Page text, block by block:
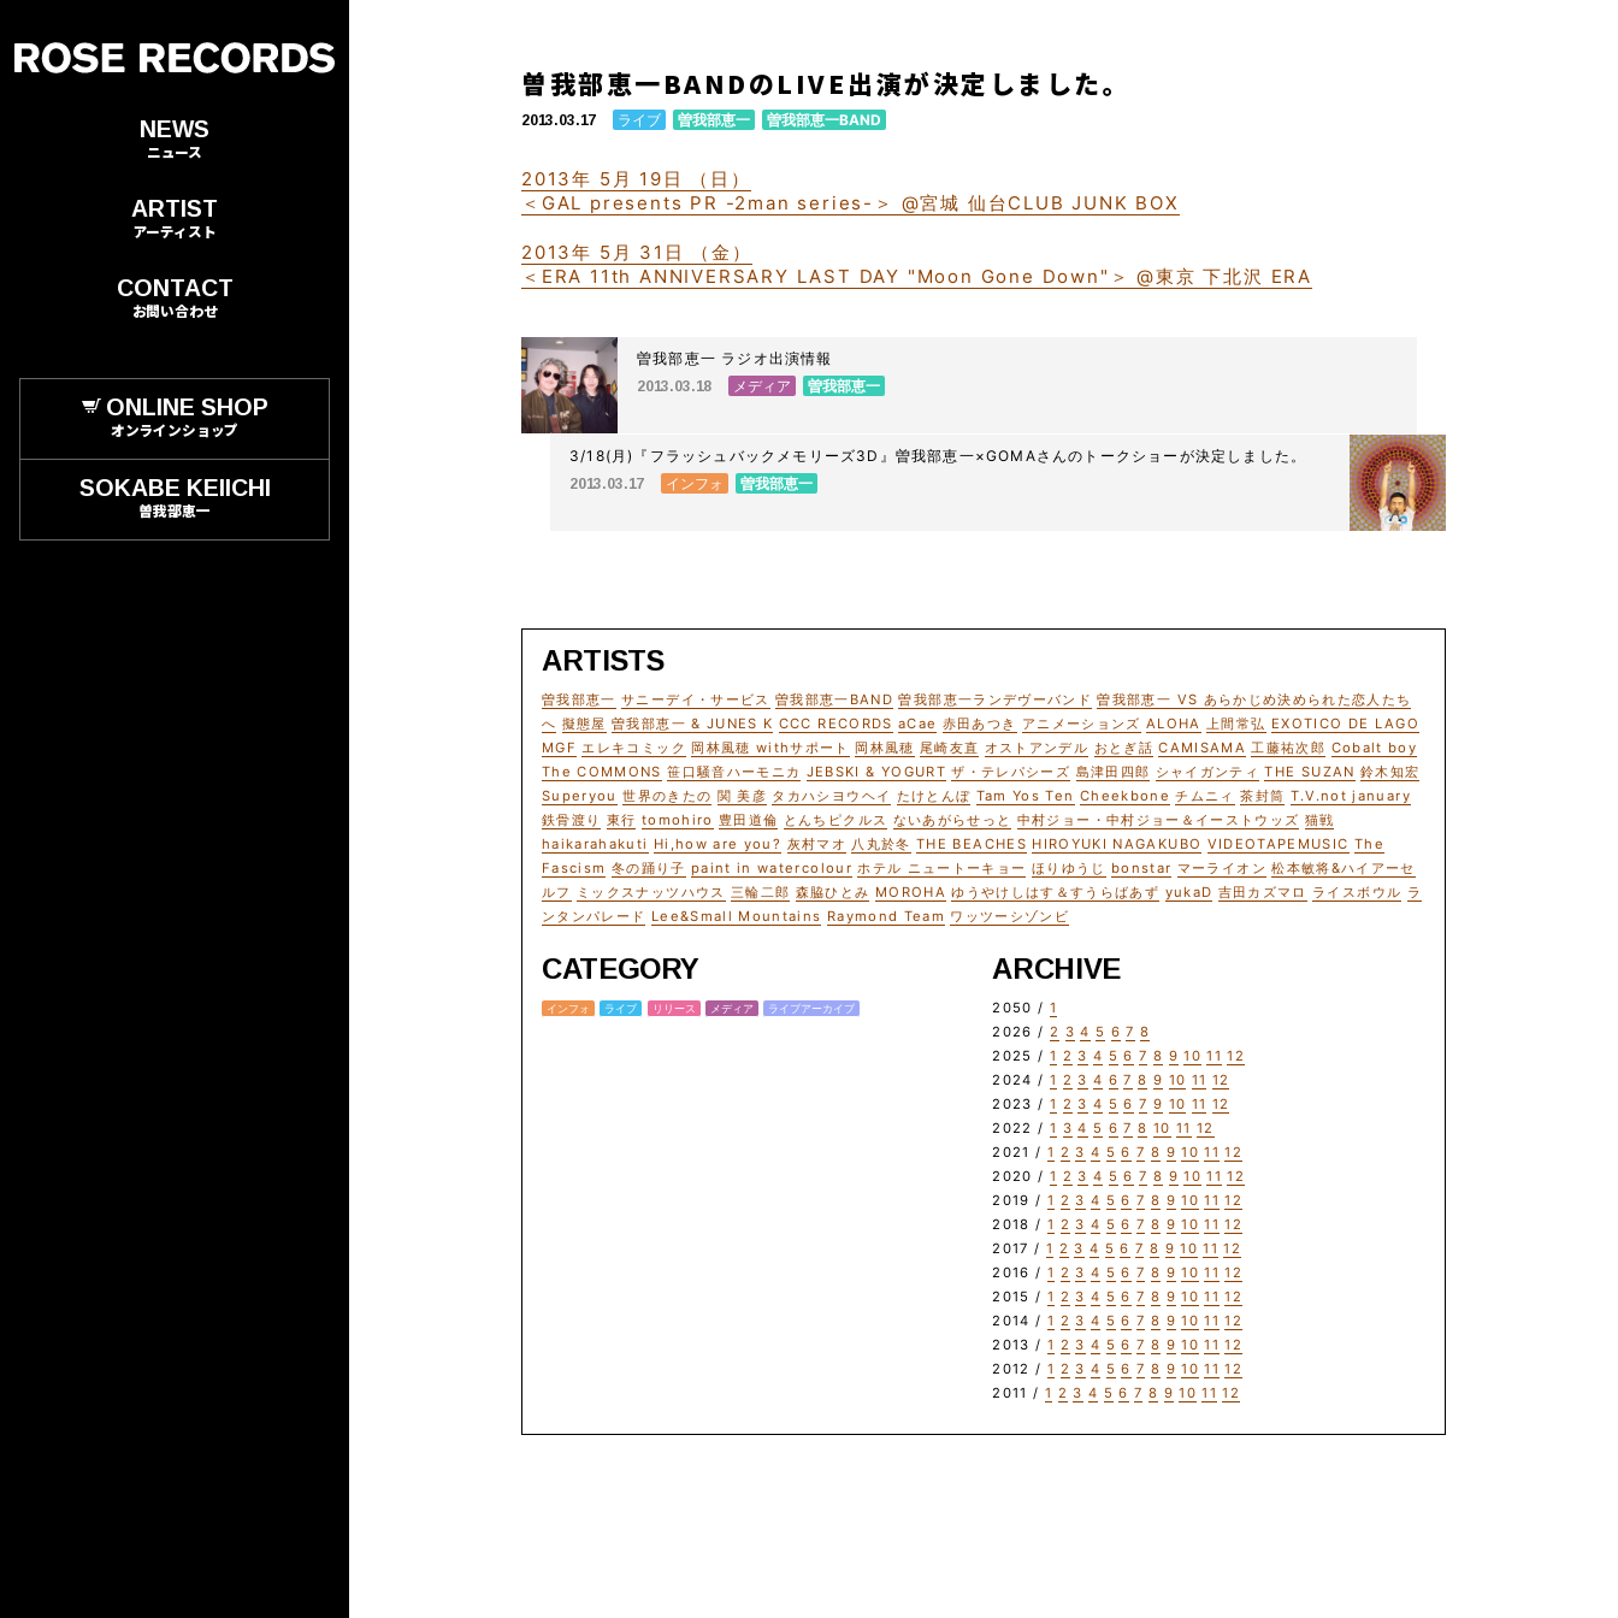
NEWS
ニュース
ARTIST
アーティスト
CONTACT
お問い合わせ
ONLINE SHOP
オンラインショップ
SOKABE KEIICHI
曽我部恵一
曽我部恵一BANDのLIVE出演が決定しました。
2013.03.17 ライブ 曽我部恵一 曽我部恵一BAND
2013年 5月 19日 （日）
＜GAL presents PR -2man series-＞ @宮城 仙台CLUB JUNK BOX
2013年 5月 31日 （金）
＜ERA 11th ANNIVERSARY LAST DAY "Moon Gone Down"＞ @東京 下北沢 ERA
曽我部恵一 ラジオ出演情報
2013.03.18 メディア 曽我部恵一
3/18(月)『フラッシュバックメモリーズ3D』曽我部恵一×GOMAさんのトークショーが決定しました。
2013.03.17 インフォ 曽我部恵一
ARTISTS
曽我部恵一 サニーデイ・サービス 曽我部恵一BAND 曽我部恵一ランデヴーバンド 曽我部恵一 VS あらかじめ決められた恋人たち
へ 擬態屋 曽我部恵一 & JUNES K CCC RECORDS aCae 赤田あつき アニメーションズ ALOHA 上間常弘 EXOTICO DE LAGO
MGF エレキコミック 岡林風穂 withサポート 岡林風穂 尾崎友直 オストアンデル おとぎ話 CAMISAMA 工藤祐次郎 Cobalt boy
The COMMONS 笹口騒音ハーモニカ JEBSKI & YOGURT ザ・テレパシーズ 島津田四郎 シャイガンティ THE SUZAN 鈴木知宏
Superyou 世界のきたの 関 美彦 タカハシヨウヘイ たけとんぼ Tam Yos Ten Cheekbone チムニィ 茶封筒 T.V.not january
鉄骨渡り 東行 tomohiro 豊田道倫 とんちピクルス ないあがらせっと 中村ジョー・中村ジョー＆イーストウッズ 猫戦
haikarahakuti Hi,how are you? 灰村マオ 八丸於冬 THE BEACHES HIROYUKI NAGAKUBO VIDEOTAPEMUSIC The
Fascism 冬の踊り子 paint in watercolour ホテル ニュートーキョー ほりゆうじ bonstar マーライオン 松本敏将&ハイアーセ
ルフ
ミックスナッツハウス 三輪二郎 森脇ひとみ MOROHA ゆうやけしはす＆すうらばあず yukaD 吉田カズマロ ライスボウル ラ
ンタンパレード Lee&Small Mountains Raymond Team ワッツーシゾンビ
CATEGORY
インフォ ライブ リリース メディア ライブアーカイブ
ARCHIVE
2050 / 1
2026 / 2 3 4 5 6 7 8
2025 / 1 2 3 4 5 6 7 8 9 10 11 12
2024 / 1 2 3 4 6 7 8 9 10 11 12
2023 / 1 2 3 4 5 6 7 9 10 11 12
2022 / 1 3 4 5 6 7 8 10 11 12
2021 / 1 2 3 4 5 6 7 8 9 10 11 12
2020 / 1 2 3 4 5 6 7 8 9 10 11 12
2019 / 1 2 3 4 5 6 7 8 9 10 11 12
2018 / 1 2 3 4 5 6 7 8 9 10 11 12
2017 / 1 2 3 4 5 6 7 8 9 10 11 12
2016 / 1 2 3 4 5 6 7 8 9 10 11 12
2015 / 1 2 3 4 5 6 7 8 9 10 11 12
2014 / 1 2 3 4 5 6 7 8 9 10 11 12
2013 / 1 2 3 4 5 6 7 8 9 10 11 12
2012 / 1 2 3 4 5 6 7 8 9 10 11 12
2011 / 1 2 3 4 5 6 7 8 9 10 11 12